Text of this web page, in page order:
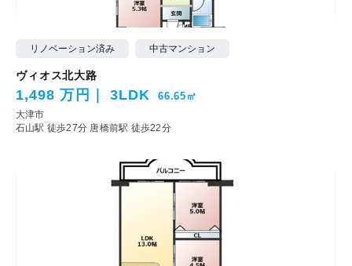
リノベーション済み 中古マンション
ヴィオス北大路
1,498 万円 3LDK 66.65㎡
大津市
石山駅 徒歩27分 唐橋前駅 徒歩22分